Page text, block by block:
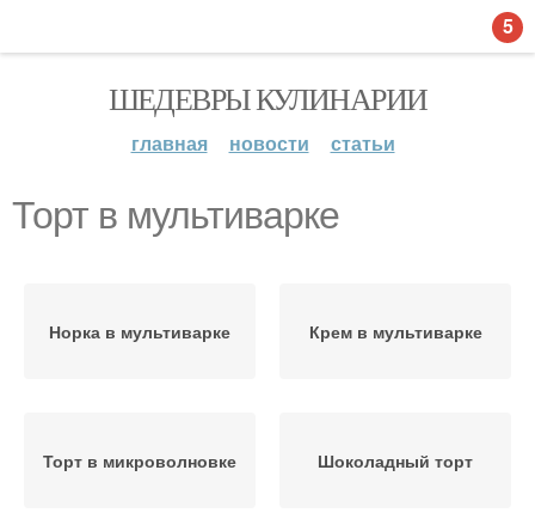
ШЕДЕВРЫ КУЛИНАРИИ
главная новости статьи
Торт в мультиварке
Норка в мультиварке Крем в мультиварке
Торт в микроволновке Шоколадный торт
5